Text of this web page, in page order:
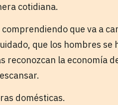
cotidiana.
que va a
que los hombres
reconozcan la economía
domésticas.